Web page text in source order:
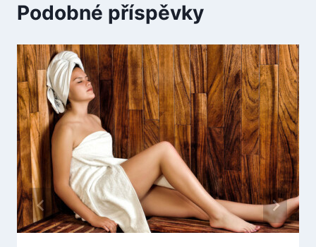
Podobné příspěvky